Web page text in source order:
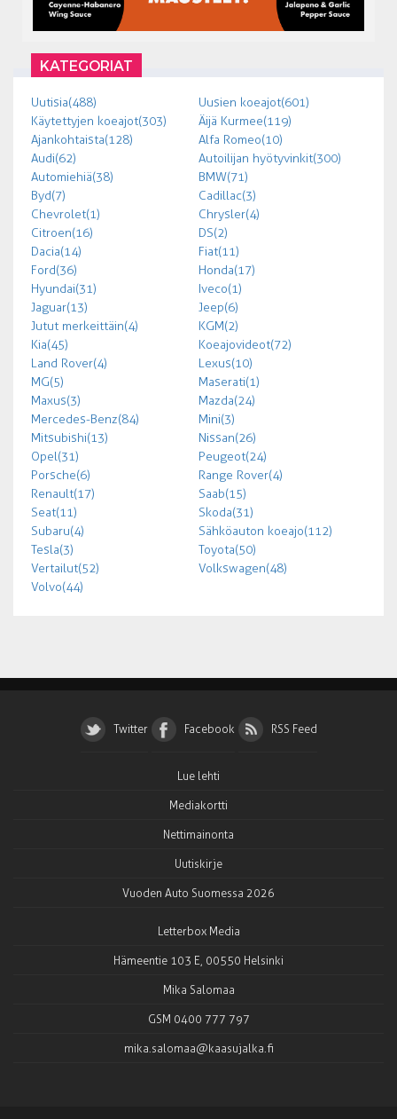
KATEGORIAT
Uutisia (488)
Uusien koeajot (601)
Käytettyjen koeajot (303)
Äijä Kurmee (119)
Ajankohtaista (128)
Alfa Romeo (10)
Audi (62)
Autoilijan hyötyvinkit (300)
Automiehiä (38)
BMW (71)
Byd (7)
Cadillac (3)
Chevrolet (1)
Chrysler (4)
Citroen (16)
DS (2)
Dacia (14)
Fiat (11)
Ford (36)
Honda (17)
Hyundai (31)
Iveco (1)
Jaguar (13)
Jeep (6)
Jutut merkeittäin (4)
KGM (2)
Kia (45)
Koeajovideot (72)
Land Rover (4)
Lexus (10)
MG (5)
Maserati (1)
Maxus (3)
Mazda (24)
Mercedes-Benz (84)
Mini (3)
Mitsubishi (13)
Nissan (26)
Opel (31)
Peugeot (24)
Porsche (6)
Range Rover (4)
Renault (17)
Saab (15)
Seat (11)
Skoda (31)
Subaru (4)
Sähköauton koeajo (112)
Tesla (3)
Toyota (50)
Vertailut (52)
Volkswagen (48)
Volvo (44)
Twitter Facebook RSS Feed
Lue lehti
Mediakortti
Nettimainonta
Uutiskirje
Vuoden Auto Suomessa 2026
Letterbox Media
Hämeentie 103 E, 00550 Helsinki
Mika Salomaa
GSM 0400 777 797
mika.salomaa@kaasujalka.fi